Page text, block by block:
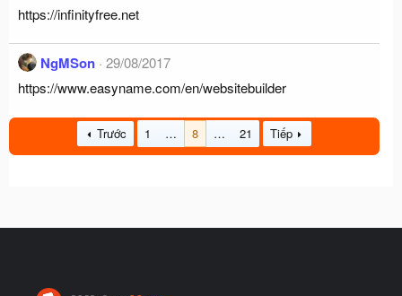
https://infinityfree.net
NgMSon 29/08/2017
https://www.easyname.com/en/websitebuilder
Trước 1 … 8 … 21 Tiếp